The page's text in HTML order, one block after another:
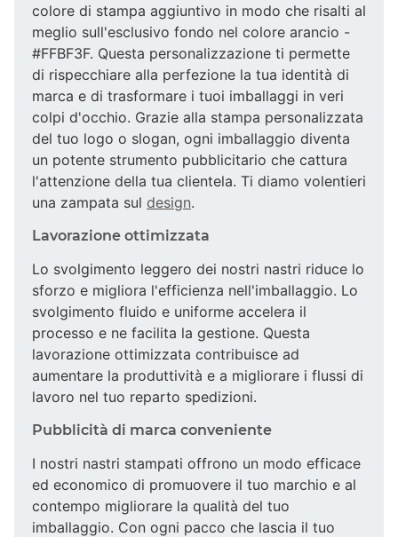
colore di stampa aggiuntivo in modo che risalti al
meglio sull'esclusivo fondo nel colore arancio -
#FFBF3F. Questa personalizzazione ti permette
di rispecchiare alla perfezione la tua identità di
marca e di trasformare i tuoi imballaggi in veri
colpi d'occhio. Grazie alla stampa personalizzata
del tuo logo o slogan, ogni imballaggio diventa
un potente strumento pubblicitario che cattura
l'attenzione della tua clientela. Ti diamo volentieri
una zampata sul design.
Lavorazione ottimizzata
Lo svolgimento leggero dei nostri nastri riduce lo
sforzo e migliora l'efficienza nell'imballaggio. Lo
svolgimento fluido e uniforme accelera il
processo e ne facilita la gestione. Questa
lavorazione ottimizzata contribuisce ad
aumentare la produttività e a migliorare i flussi di
lavoro nel tuo reparto spedizioni.
Pubblicità di marca conveniente
I nostri nastri stampati offrono un modo efficace
ed economico di promuovere il tuo marchio e al
contempo migliorare la qualità del tuo
imballaggio. Con ogni pacco che lascia il tuo